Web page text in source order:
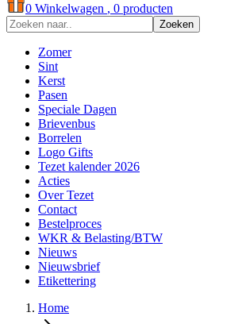
0 Winkelwagen , 0 producten
Zoeken
Zomer
Sint
Kerst
Pasen
Speciale Dagen
Brievenbus
Borrelen
Logo Gifts
Tezet kalender 2026
Acties
Over Tezet
Contact
Bestelproces
WKR & Belasting/BTW
Nieuws
Nieuwsbrief
Etikettering
Home